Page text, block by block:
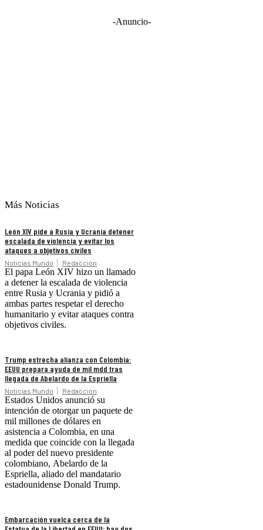
-Anuncio-
Más Noticias
León XIV pide a Rusia y Ucrania detener
escalada de violencia y evitar los
ataques a objetivos civiles
Noticias Mundo Redacción
El papa León XIV hizo un llamado
a detener la escalada de violencia
entre Rusia y Ucrania y pidió a
ambas partes respetar el derecho
humanitario y evitar ataques contra
objetivos civiles.
Trump estrecha alianza con Colombia:
EEUU prepara ayuda de mil mdd tras
llegada de Abelardo de la Espriella
Noticias Mundo Redacción
Estados Unidos anunció su
intención de otorgar un paquete de
mil millones de dólares en
asistencia a Colombia, en una
medida que coincide con la llegada
al poder del nuevo presidente
colombiano, Abelardo de la
Espriella, aliado del mandatario
estadounidense Donald Trump.
Embarcación vuelca cerca de la